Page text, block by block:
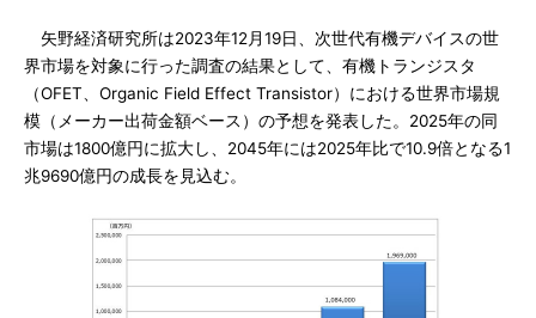
矢野経済研究所は2023年12月19日、次世代有機デバイスの世
界市場を対象に行った調査の結果として、有機トランジスタ
（OFET、Organic Field Effect Transistor）における世界市場規
模（メーカー出荷金額ベース）の予想を発表した。2025年の同
市場は1800億円に拡大し、2045年には2025年比で10.9倍となる1
兆9690億円の成長を見込む。